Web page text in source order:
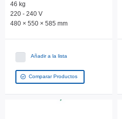
46 kg
220 - 240 V
480 × 550 × 585 mm
Añadir a la lista
Comparar Productos